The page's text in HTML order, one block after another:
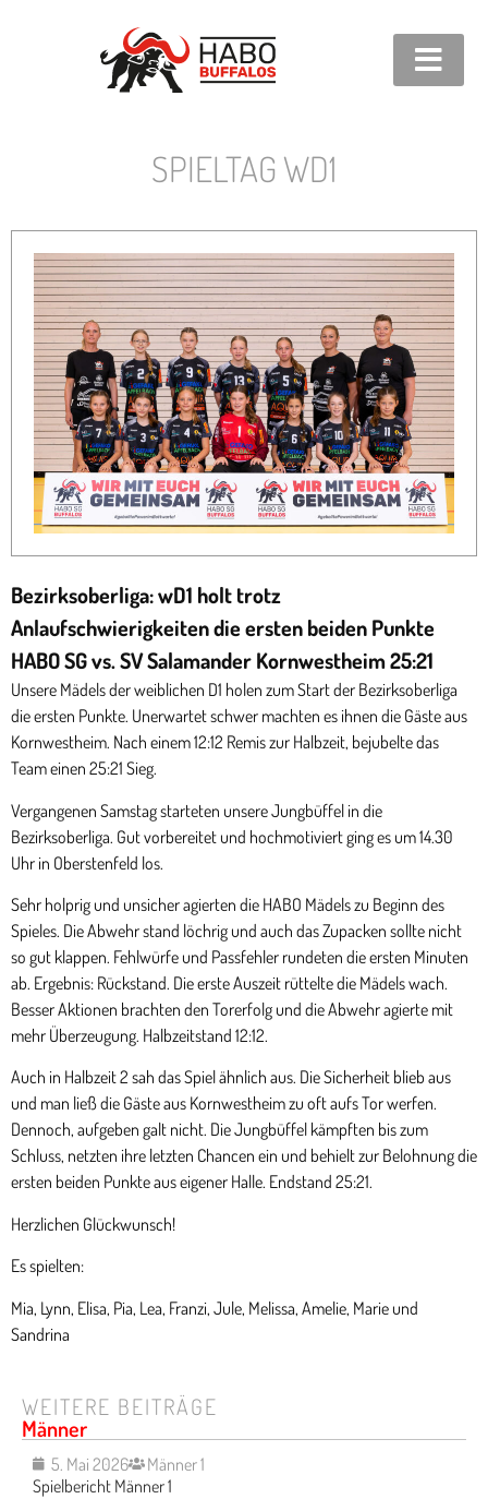
SPIELTAG WD1
Bezirksoberliga: wD1 holt trotz
Anlaufschwierigkeiten die ersten beiden Punkte
HABO SG vs. SV Salamander Kornwestheim 25:21
Unsere Mädels der weiblichen D1 holen zum Start der Bezirksoberliga
die ersten Punkte. Unerwartet schwer machten es ihnen die Gäste aus
Kornwestheim. Nach einem 12:12 Remis zur Halbzeit, bejubelte das
Team einen 25:21 Sieg.
Vergangenen Samstag starteten unsere Jungbüffel in die
Bezirksoberliga. Gut vorbereitet und hochmotiviert ging es um 14.30
Uhr in Oberstenfeld los.
Sehr holprig und unsicher agierten die HABO Mädels zu Beginn des
Spieles. Die Abwehr stand löchrig und auch das Zupacken sollte nicht
so gut klappen. Fehlwürfe und Passfehler rundeten die ersten Minuten
ab. Ergebnis: Rückstand. Die erste Auszeit rüttelte die Mädels wach.
Besser Aktionen brachten den Torerfolg und die Abwehr agierte mit
mehr Überzeugung. Halbzeitstand 12:12.
Auch in Halbzeit 2 sah das Spiel ähnlich aus. Die Sicherheit blieb aus
und man ließ die Gäste aus Kornwestheim zu oft aufs Tor werfen.
Dennoch, aufgeben galt nicht. Die Jungbüffel kämpften bis zum
Schluss, netzten ihre letzten Chancen ein und behielt zur Belohnung die
ersten beiden Punkte aus eigener Halle. Endstand 25:21.
Herzlichen Glückwunsch!
Es spielten:
Mia, Lynn, Elisa, Pia, Lea, Franzi, Jule, Melissa, Amelie, Marie und
Sandrina
WEITERE BEITRÄGE
Männer
5. Mai 2026
Männer 1
Spielbericht Männer 1